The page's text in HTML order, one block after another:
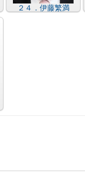
２４．伊藤繁満